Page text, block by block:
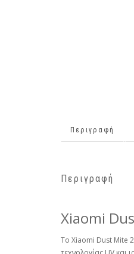
Περιγραφή
Περιγραφή
Xiaomi
Το Xiaomi Dust Mite